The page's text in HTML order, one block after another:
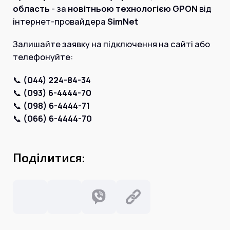
Інтернет+ТБ
Телебачення
Домофонія
Відеонагляд
Про нас
Допомога
Контакти
Інше
Для дому
Для бізнесу
Карта покриття
Магазин
Загальні запитання:
support@simnet.kiev.ua
область - за новітньою технологією GPON від
інтернет-провайдераSimNet
Залишайте заявку на підключення на сайті або
телефонуйте:
📞 (044) 224-84-34
📞 (093) 6-4444-70
📞 (098) 6-4444-71
📞 (066) 6-4444-70
Поділитися: